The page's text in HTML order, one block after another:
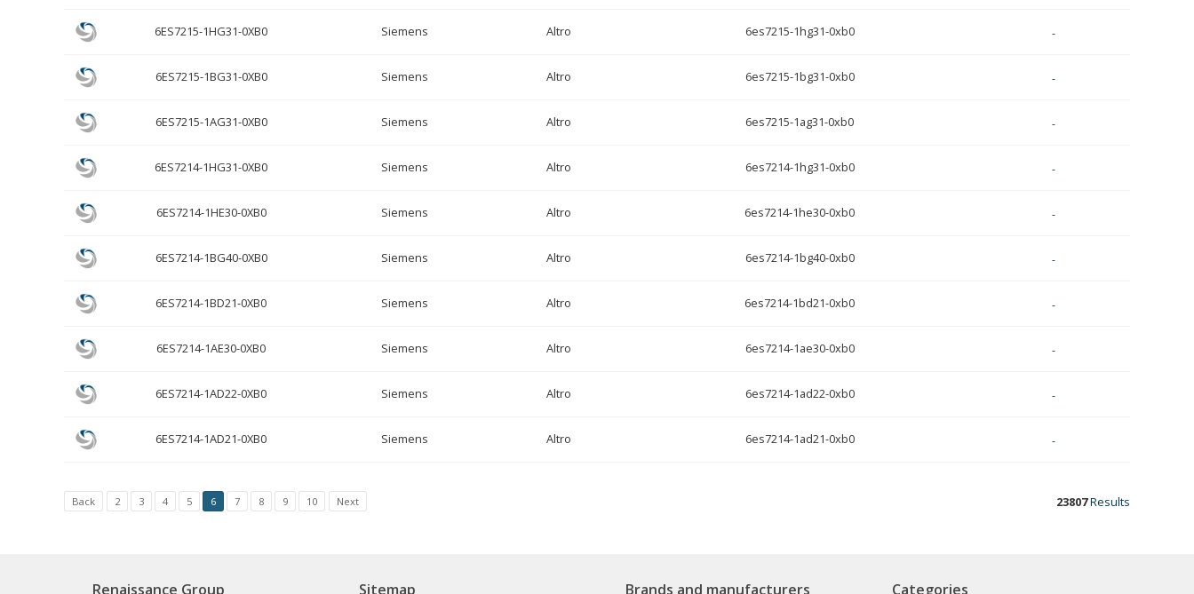
6ES7215-1HG31-0XB0 Siemens Altro 6es7215-1hg31-0xb0 -
6ES7215-1BG31-0XB0 Siemens Altro 6es7215-1bg31-0xb0 -
6ES7215-1AG31-0XB0 Siemens Altro 6es7215-1ag31-0xb0 -
6ES7214-1HG31-0XB0 Siemens Altro 6es7214-1hg31-0xb0 -
6ES7214-1HE30-0XB0 Siemens Altro 6es7214-1he30-0xb0 -
6ES7214-1BG40-0XB0 Siemens Altro 6es7214-1bg40-0xb0 -
6ES7214-1BD21-0XB0 Siemens Altro 6es7214-1bd21-0xb0 -
6ES7214-1AE30-0XB0 Siemens Altro 6es7214-1ae30-0xb0 -
6ES7214-1AD22-0XB0 Siemens Altro 6es7214-1ad22-0xb0 -
6ES7214-1AD21-0XB0 Siemens Altro 6es7214-1ad21-0xb0 -
Back 2 3 4 5 6 7 8 9 10 Next 23807Results
Renaissance Group Sitemap Brands and manufacturers Categories